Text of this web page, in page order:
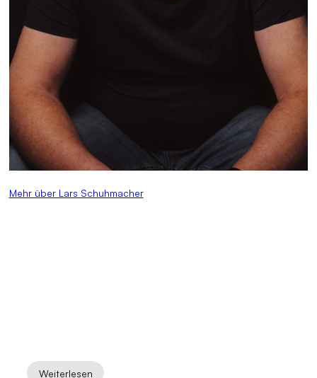
Mehr über Lars Schuhmacher
Weiterlesen